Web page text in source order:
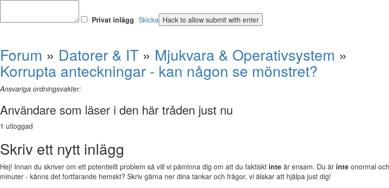
Privat inlägg Skicka
Forum » Datorer & IT » Mjukvara & Operativsystem »
Korrupta anteckningar - kan någon se mönstret?
Ansvariga ordningsvakter:
Användare som läser i den här tråden just nu
1 utloggad
Skriv ett nytt inlägg
Hej! Innan du skriver om ett potentiellt problem så vill vi påminna dig om att du faktiskt inte är ensam. Du är inte onormal
minuter - känns det fortfarande hemskt? Skriv gärna ner dina tankar och frågor, vi älskar att hjälpa just dig!